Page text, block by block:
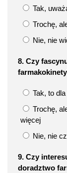
Tak,
Trochę,
Nie, nie
8. Czy
Tak, to
Trochę,
więcej
Nie, nie
9. Czy
doradztwo